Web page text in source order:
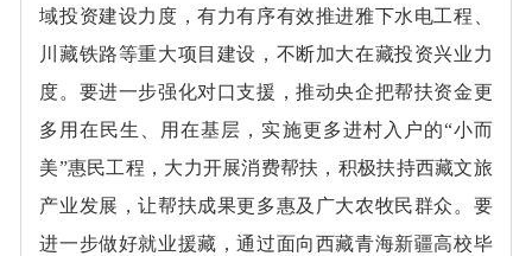
域投资建设力度，有力有序有效推进雅下水电工程、
川藏铁路等重大项目建设，不断加大在藏投资兴业力
度。要进一步强化对口支援，推动央企把帮扶资金更
多用在民生、用在基层，实施更多进村入户的“小而
美”惠民工程，大力开展消费帮扶，积极扶持西藏文旅
产业发展，让帮扶成果更多惠及广大农牧民群众。要
进一步做好就业援藏，通过面向西藏青海新疆高校毕